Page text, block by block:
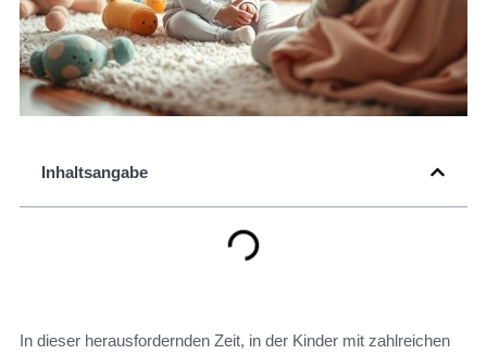
Inhaltsangabe
In dieser herausfordernden Zeit, in der Kinder mit zahlreichen